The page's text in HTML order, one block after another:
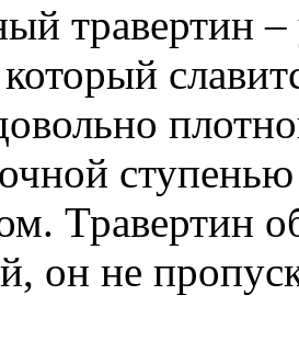
травертин
Травертин
он не